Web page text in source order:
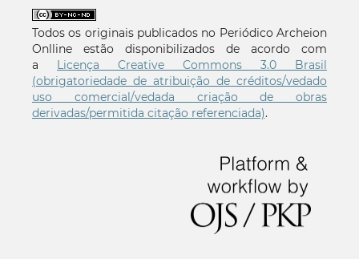
Todos os originais publicados no Periódico Archeion
Onlline estão disponibilizados de acordo com
a Licença Creative Commons 3.0 Brasil
(obrigatoriedade de atribuição de créditos/vedado
uso comercial/vedada criação de obras
derivadas/permitida citação referenciada).